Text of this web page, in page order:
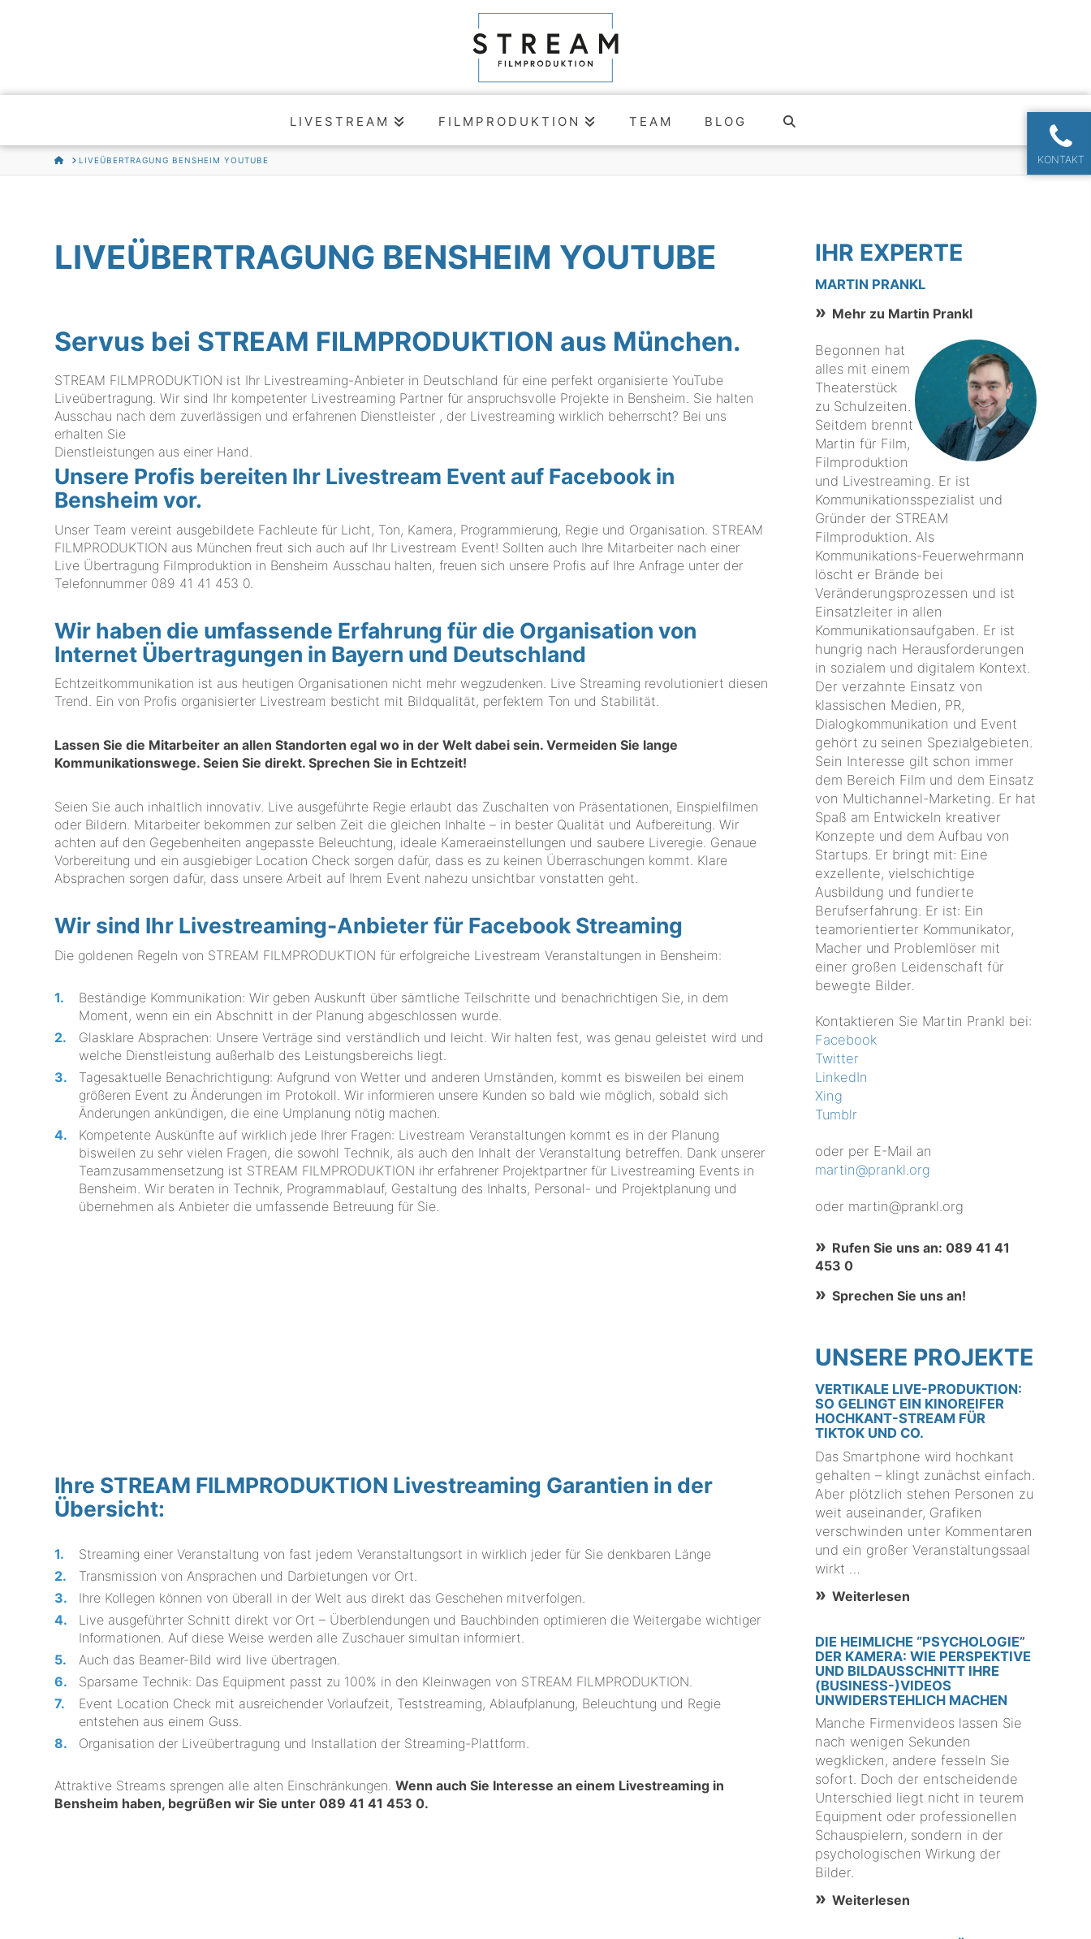
LIVESTREAM FILMPRODUKTION TEAM BLOG
HOMELIVEÜBERTRAGUNG BENSHEIM YOUTUBE KONTAKT
LIVEÜBERTRAGUNG BENSHEIM YOUTUBE
Servus bei STREAM FILMPRODUKTION aus München.
STREAM FILMPRODUKTION ist Ihr Livestreaming-Anbieter in Deutschland für eine perfekt organisierte YouTube
Liveübertragung. Wir sind Ihr kompetenter Livestreaming Partner für anspruchsvolle Projekte in Bensheim. Sie halten
Ausschau nach dem zuverlässigen und erfahrenen Dienstleister , der Livestreaming wirklich beherrscht? Bei uns
erhalten Sie
Dienstleistungen aus einer Hand.
Unsere Profis bereiten Ihr Livestream Event auf Facebook in
Bensheim vor.
Unser Team vereint ausgebildete Fachleute für Licht, Ton, Kamera, Programmierung, Regie und Organisation. STREAM
FILMPRODUKTION aus München freut sich auch auf Ihr Livestream Event! Sollten auch Ihre Mitarbeiter nach einer
Live Übertragung Filmproduktion in Bensheim Ausschau halten, freuen sich unsere Profis auf Ihre Anfrage unter der
Telefonnummer 089 41 41 453 0
Wir haben die umfassende Erfahrung für die Organisation von
Internet Übertragungen in Bayern und Deutschland
Echtzeitkommunikation ist aus heutigen Organisationen nicht mehr wegzudenken. Live Streaming revolutioniert diesen
Trend. Ein von Profis organisierter Livestream besticht mit Bildqualität, perfektem Ton und Stabilität.
Lassen Sie die Mitarbeiter an allen Standorten egal wo in der Welt dabei sein. Vermeiden Sie lange
Kommunikationswege. Seien Sie direkt. Sprechen Sie in Echtzeit!
Seien Sie auch inhaltlich innovativ. Live ausgeführte Regie erlaubt das Zuschalten von Präsentationen, Einspielfilmen
oder Bildern. Mitarbeiter bekommen zur selben Zeit die gleichen Inhalte – in bester Qualität und Aufbereitung. Wir
achten auf den Gegebenheiten angepasste Beleuchtung, ideale Kameraeinstellungen und saubere Liveregie. Genaue
Vorbereitung und ein ausgiebiger Location Check sorgen dafür, dass es zu keinen Überraschungen kommt. Klare
Absprachen sorgen dafür, dass unsere Arbeit auf Ihrem Event nahezu unsichtbar vonstatten geht.
Wir sind Ihr Livestreaming-Anbieter für Facebook Streaming
Die goldenen Regeln von STREAM FILMPRODUKTION für erfolgreiche Livestream Veranstaltungen in Bensheim:
Beständige Kommunikation: Wir geben Auskunft über sämtliche Teilschritte und benachrichtigen Sie, in dem
Moment, wenn ein ein Abschnitt in der Planung abgeschlossen wurde.
Glasklare Absprachen: Unsere Verträge sind verständlich und leicht. Wir halten fest, was genau geleistet wird und
welche Dienstleistung außerhalb des Leistungsbereichs liegt.
Tagesaktuelle Benachrichtigung: Aufgrund von Wetter und anderen Umständen, kommt es bisweilen bei einem
größeren Event zu Änderungen im Protokoll. Wir informieren unsere Kunden so bald wie möglich, sobald sich
Änderungen ankündigen, die eine Umplanung nötig machen.
Kompetente Auskünfte auf wirklich jede Ihrer Fragen: Livestream Veranstaltungen kommt es in der Planung
bisweilen zu sehr vielen Fragen, die sowohl Technik, als auch den Inhalt der Veranstaltung betreffen. Dank unserer
Teamzusammensetzung ist STREAM FILMPRODUKTION ihr erfahrener Projektpartner für Livestreaming Events in
Bensheim. Wir beraten in Technik, Programmablauf, Gestaltung des Inhalts, Personal- und Projektplanung und
übernehmen als Anbieter die umfassende Betreuung für Sie.
Ihre STREAM FILMPRODUKTION Livestreaming Garantien in der
Übersicht:
Streaming einer Veranstaltung von fast jedem Veranstaltungsort in wirklich jeder für Sie denkbaren Länge
Transmission von Ansprachen und Darbietungen vor Ort.
Ihre Kollegen können von überall in der Welt aus direkt das Geschehen mitverfolgen.
Live ausgeführter Schnitt direkt vor Ort – Überblendungen und Bauchbinden optimieren die Weitergabe wichtiger
Informationen. Auf diese Weise werden alle Zuschauer simultan informiert.
Auch das Beamer-Bild wird live übertragen.
Sparsame Technik: Das Equipment passt zu 100% in den Kleinwagen von STREAM FILMPRODUKTION.
Event Location Check mit ausreichender Vorlaufzeit, Teststreaming, Ablaufplanung, Beleuchtung und Regie
entstehen aus einem Guss.
Organisation der Liveübertragung und Installation der Streaming-Plattform.
Attraktive Streams sprengen alle alten Einschränkungen.Wenn auch Sie Interesse an einem Livestreaming in
Bensheim haben, begrüßen wir Sie unter089 41 41 453 0.
IHR EXPERTE
MARTIN PRANKL
Mehr zu Martin Prankl
Begonnen hat
alles mit einem
Theaterstück
zu Schulzeiten.
Seitdem brennt
Martin für Film,
Filmproduktion
und Livestreaming. Er ist
Kommunikationsspezialist und
Gründer der STREAM
Filmproduktion. Als
Kommunikations-Feuerwehrmann
löscht er Brände bei
Veränderungsprozessen und ist
Einsatzleiter in allen
Kommunikationsaufgaben. Er ist
hungrig nach Herausforderungen
in sozialem und digitalem Kontext.
Der verzahnte Einsatz von
klassischen Medien, PR,
Dialogkommunikation und Event
gehört zu seinen Spezialgebieten.
Sein Interesse gilt schon immer
dem Bereich Film und dem Einsatz
von Multichannel-Marketing. Er hat
Spaß am Entwickeln kreativer
Konzepte und dem Aufbau von
Startups. Er bringt mit: Eine
exzellente, vielschichtige
Ausbildung und fundierte
Berufserfahrung. Er ist: Ein
teamorientierter Kommunikator,
Macher und Problemlöser mit
einer großen Leidenschaft für
bewegte Bilder.
Kontaktieren Sie Martin Prankl bei:
Facebook
Twitter
LinkedIn
Xing
Tumblr
oder per E-Mail an
martin@prankl.org
oder martin@prankl.org
Rufen Sie uns an: 089 41 41
453 0
Sprechen Sie uns an!
UNSERE PROJEKTE
VERTIKALE LIVE-PRODUKTION:
SO GELINGT EIN KINOREIFER
HOCHKANT-STREAM FÜR
TIKTOK UND CO.
Das Smartphone wird hochkant
gehalten – klingt zunächst einfach.
Aber plötzlich stehen Personen zu
weit auseinander, Grafiken
verschwinden unter Kommentaren
und ein großer Veranstaltungssaal
wirkt …
Weiterlesen
DIE HEIMLICHE “PSYCHOLOGIE”
DER KAMERA: WIE PERSPEKTIVE
UND BILDAUSSCHNITT IHRE
(BUSINESS-)VIDEOS
UNWIDERSTEHLICH MACHEN
Manche Firmenvideos lassen Sie
nach wenigen Sekunden
wegklicken, andere fesseln Sie
sofort. Doch der entscheidende
Unterschied liegt nicht in teurem
Equipment oder professionellen
Schauspielern, sondern in der
psychologischen Wirkung der
Bilder.
Weiterlesen